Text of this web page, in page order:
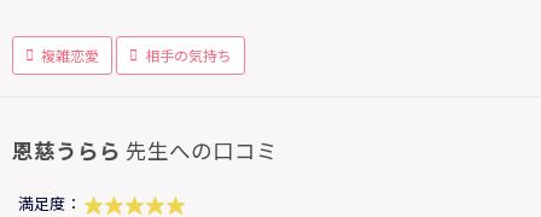
複雑恋愛 相手の気持ち
恩慈うらら 先生への口コミ
満足度：